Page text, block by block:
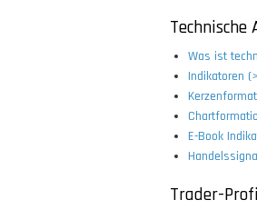
Technische
Was ist
Indikatoren
E-Book
Trader-